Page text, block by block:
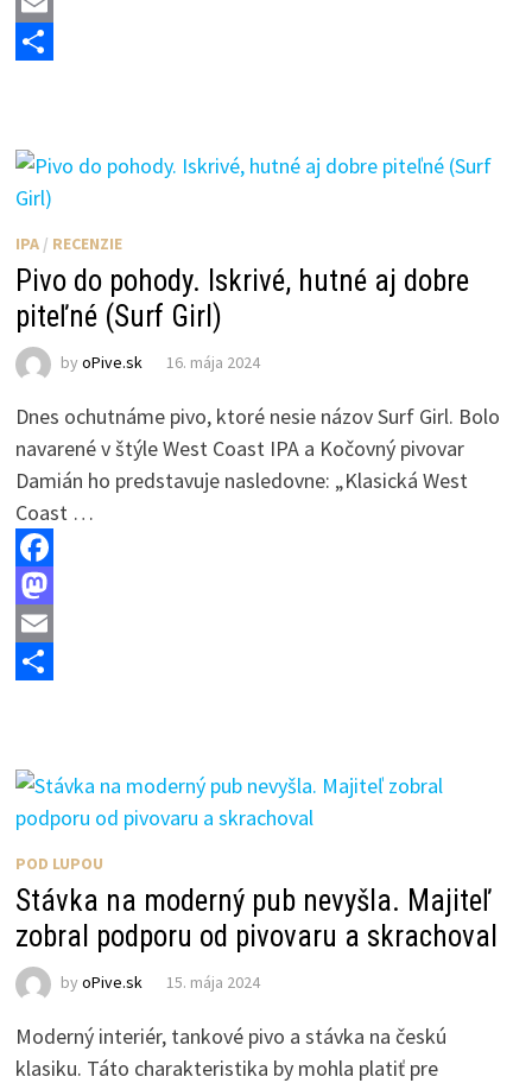
c
o
o
a
o
d
n
E
i
l
a
r
IPA/ RECENZIE
Pivo do pohody. Iskrivé, hutné aj dobre
piteľné (Surf Girl)
by oPive.sk 16. mája 2024
Dnes ochutnáme pivo, ktoré nesie názov Surf Girl. Bolo
navarené v štýle West Coast IPA a Kočovný pivovar
Damián ho predstavuje nasledovne: „Klasická West
Coast …
F
a
c
o
o
M
a
o
d
n
E
i
l
a
r
POD LUPOU
Stávka na moderný pub nevyšla. Majiteľ
zobral podporu od pivovaru a skrachoval
by oPive.sk 15. mája 2024
Moderný interiér, tankové pivo a stávka na českú
klasiku. Táto charakteristika by mohla platiť pre